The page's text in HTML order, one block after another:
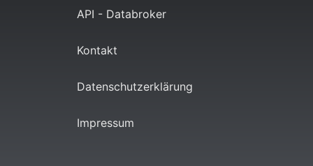
API - Databroker
Kontakt
Datenschutzerklärung
Impressum